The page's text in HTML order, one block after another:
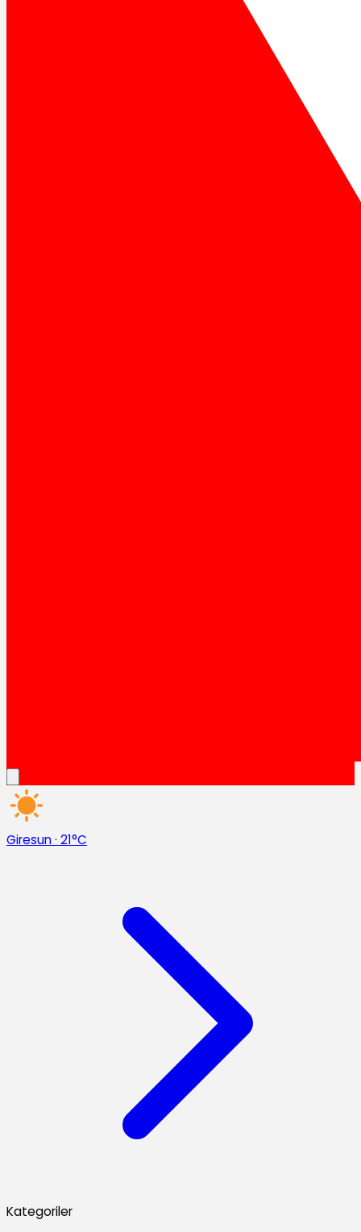
Giresun· 21°C
Kategoriler